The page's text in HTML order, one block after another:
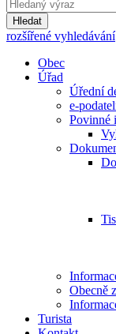
Hledat
rozšířené vyhledávání
Obec
Úřad
Úřední
e-
Povinné
Obecně
Turista